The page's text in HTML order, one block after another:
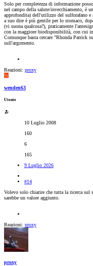
Solo per completezza di informazione
nel campo della salute/invecchiamento, è
approfondita) dell'utilizzo del sulforafano
a suo dire è più gentile per lo stomaco,
(vi suona qualcosa?), praticamente
con la maggiore biodisponibilità, con cui
Comunque basta cercare "Rhonda Patrick
sull'argomento.
Reazioni: proxy
W
wenden63
Utente
10 Luglio 2008
160
6
165
9 Luglio 2026
#14
Volevo solo chiarire che tutta la ricerca
sarebbe un valore aggiunto.
Reazioni: proxy
proxy